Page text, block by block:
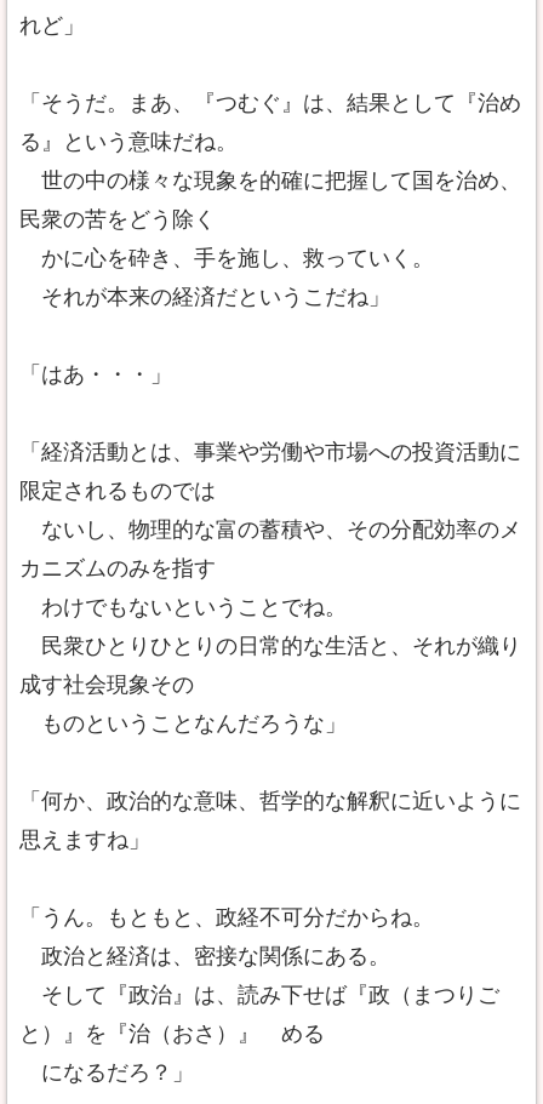
れど」
「そうだ。まあ、『つむぐ』は、結果として『治め
る』という意味だね。
世の中の様々な現象を的確に把握して国を治め、
民衆の苦をどう除く
かに心を砕き、手を施し、救っていく。
それが本来の経済だというこだね」
「はあ・・・」
「経済活動とは、事業や労働や市場への投資活動に
限定されるものでは
ないし、物理的な富の蓄積や、その分配効率のメ
カニズムのみを指す
わけでもないということでね。
民衆ひとりひとりの日常的な生活と、それが織り
成す社会現象その
ものということなんだろうな」
「何か、政治的な意味、哲学的な解釈に近いように
思えますね」
「うん。もともと、政経不可分だからね。
政治と経済は、密接な関係にある。
そして『政治』は、読み下せば『政（まつりご
と）』を『治（おさ）』 める
になるだろ？」